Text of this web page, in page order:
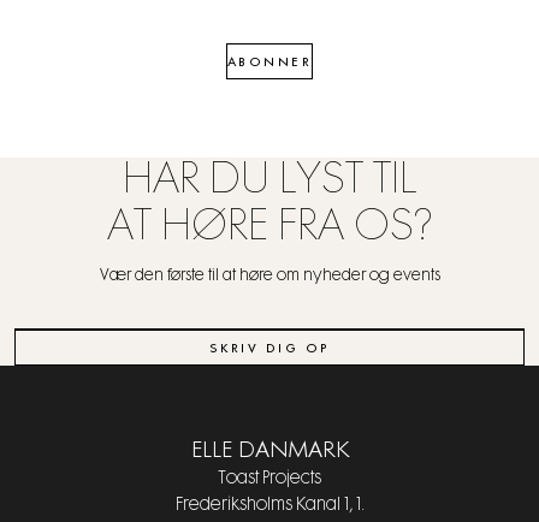
ABONNER
HAR DU LYST TIL
AT HØRE FRA OS?
Vær den første til at høre om nyheder og events
SKRIV DIG OP
ELLE DANMARK
Toast Projects
Frederiksholms Kanal 1, 1.